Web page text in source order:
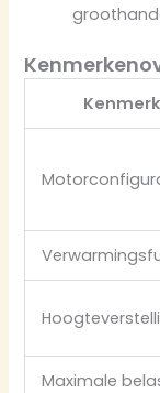
Kenmerk
Maximale